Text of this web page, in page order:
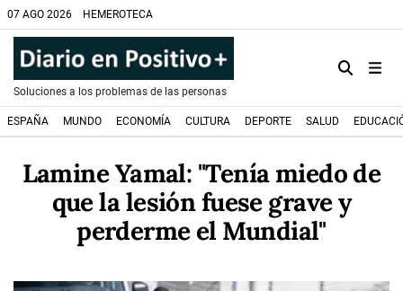
07 AGO 2026 HEMEROTECA
Soluciones a los problemas de las personas
ESPAÑA MUNDO ECONOMÍA CULTURA DEPORTE SALUD
Lamine Yamal: "Tenía miedo de
que la lesión fuese grave y
perderme el Mundial"